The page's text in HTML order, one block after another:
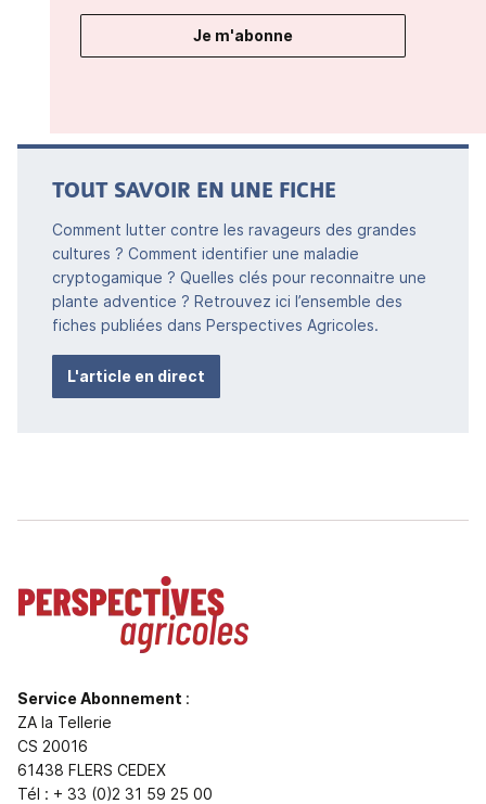
Je m'abonne
TOUT SAVOIR EN UNE FICHE
Comment lutter contre les ravageurs des grandes
cultures ? Comment identifier une maladie
cryptogamique ? Quelles clés pour reconnaitre une
plante adventice ? Retrouvez ici l’ensemble des
fiches publiées dans Perspectives Agricoles.
L'article en direct
Service Abonnement :
ZA la Tellerie
CS 20016
61438 FLERS CEDEX
Tél : + 33 (0)2 31 59 25 00